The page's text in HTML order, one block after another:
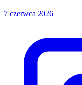
7 czerwca 2026